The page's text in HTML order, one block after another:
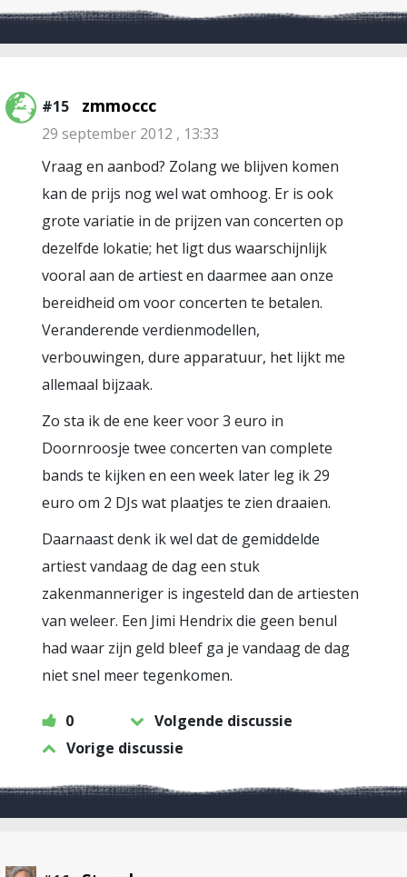
#15 zmmoccc
29 september 2012 , 13:33
Vraag en aanbod? Zolang we blijven komen
kan de prijs nog wel wat omhoog. Er is ook
grote variatie in de prijzen van concerten op
dezelfde lokatie; het ligt dus waarschijnlijk
vooral aan de artiest en daarmee aan onze
bereidheid om voor concerten te betalen.
Veranderende verdienmodellen,
verbouwingen, dure apparatuur, het lijkt me
allemaal bijzaak.
Zo sta ik de ene keer voor 3 euro in
Doornroosje twee concerten van complete
bands te kijken en een week later leg ik 29
euro om 2 DJs wat plaatjes te zien draaien.
Daarnaast denk ik wel dat de gemiddelde
artiest vandaag de dag een stuk
zakenmanneriger is ingesteld dan de artiesten
van weleer. Een Jimi Hendrix die geen benul
had waar zijn geld bleef ga je vandaag de dag
niet snel meer tegenkomen.
0
Volgende discussie
Vorige discussie